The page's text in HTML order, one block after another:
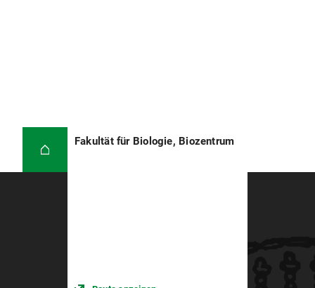
Fakultät für Biologie, Biozentrum